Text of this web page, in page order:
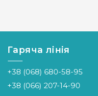
Країна
Німеччина
Розфасовка
фасована
Каунт
20 (79 кл.
в 10см)
Розмір
55*70см
Гаряча лінія
+38 (068) 680-58-95
+38 (066) 207-14-90